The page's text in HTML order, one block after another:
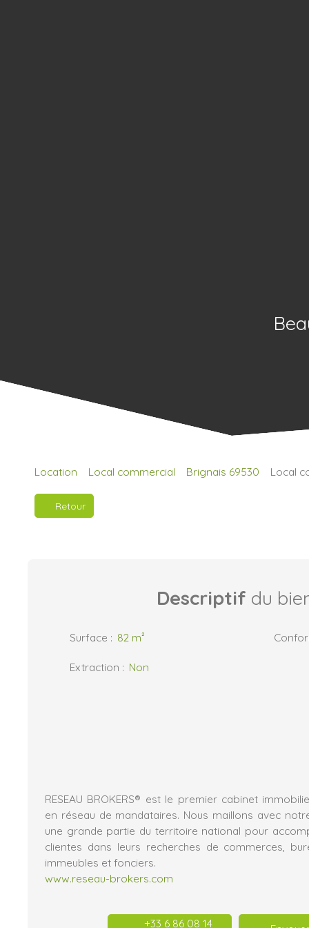
Location Local commercial Brignais 69530 Local
Retour
Descriptif du
Surface : 82 m²
Extraction : Non
RESEAU BROKERS® est le premier cabinet
en réseau de mandataires. Nous maillons avec
une grande partie du territoire national pour
clientes dans leurs recherches de commerces,
immeubles et fonciers.
www.reseau-brokers.com
+33 6 86 08 14